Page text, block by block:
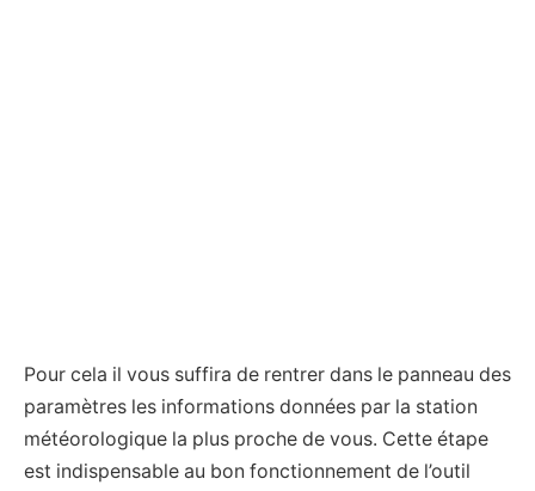
Pour cela il vous suffira de rentrer dans le panneau des
paramètres les informations données par la station
météorologique la plus proche de vous. Cette étape
est indispensable au bon fonctionnement de l’outil